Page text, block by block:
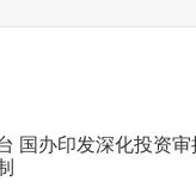
国办印发深化投资